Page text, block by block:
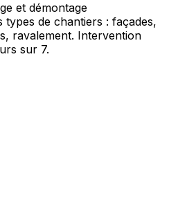
et démontage
de chantiers : façades,
ravalement. Intervention
sur 7.